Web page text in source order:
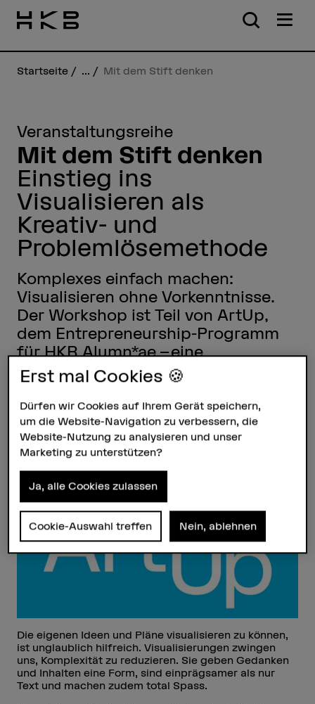
Startseite ... Mit dem Stift denken
Veranstaltungsreihe
Mit dem Stift denken
Einstieg ins
Visualisieren als
Kreativ- und
Problemlösemethode
Komplexes einfach machen:
Visualisieren ohne Vorkenntnisse.
Der Workshop ist Teil von ArtUp,
dem Entrepreneurship-Programm
für HKB Alumn*ae – eine
Zusammenarbeit mit der Berner
Kantonalbank.
30.04.2026, 9.00–17.00 Uhr – HKB,
Grosse Aula, Fellerstrasse 11, 3027
Bern
Die eigenen Ideen und Pläne visualisieren zu können,
ist unglaublich hilfreich. Visualisierungen zwingen
uns, Komplexität zu reduzieren. Sie geben Gedanken
und Inhalten eine Form, sind einprägsamer als nur
Text und machen zudem total Spass.
Erst mal Cookies 🍪
Dürfen wir Cookies auf Ihrem Gerät speichern,
um die Website-Navigation zu verbessern, die
Website-Nutzung zu analysieren und unser
Marketing zu unterstützen?
Ja, alle Cookies zulassen
Cookie-Auswahl treffen Nein, ablehnen